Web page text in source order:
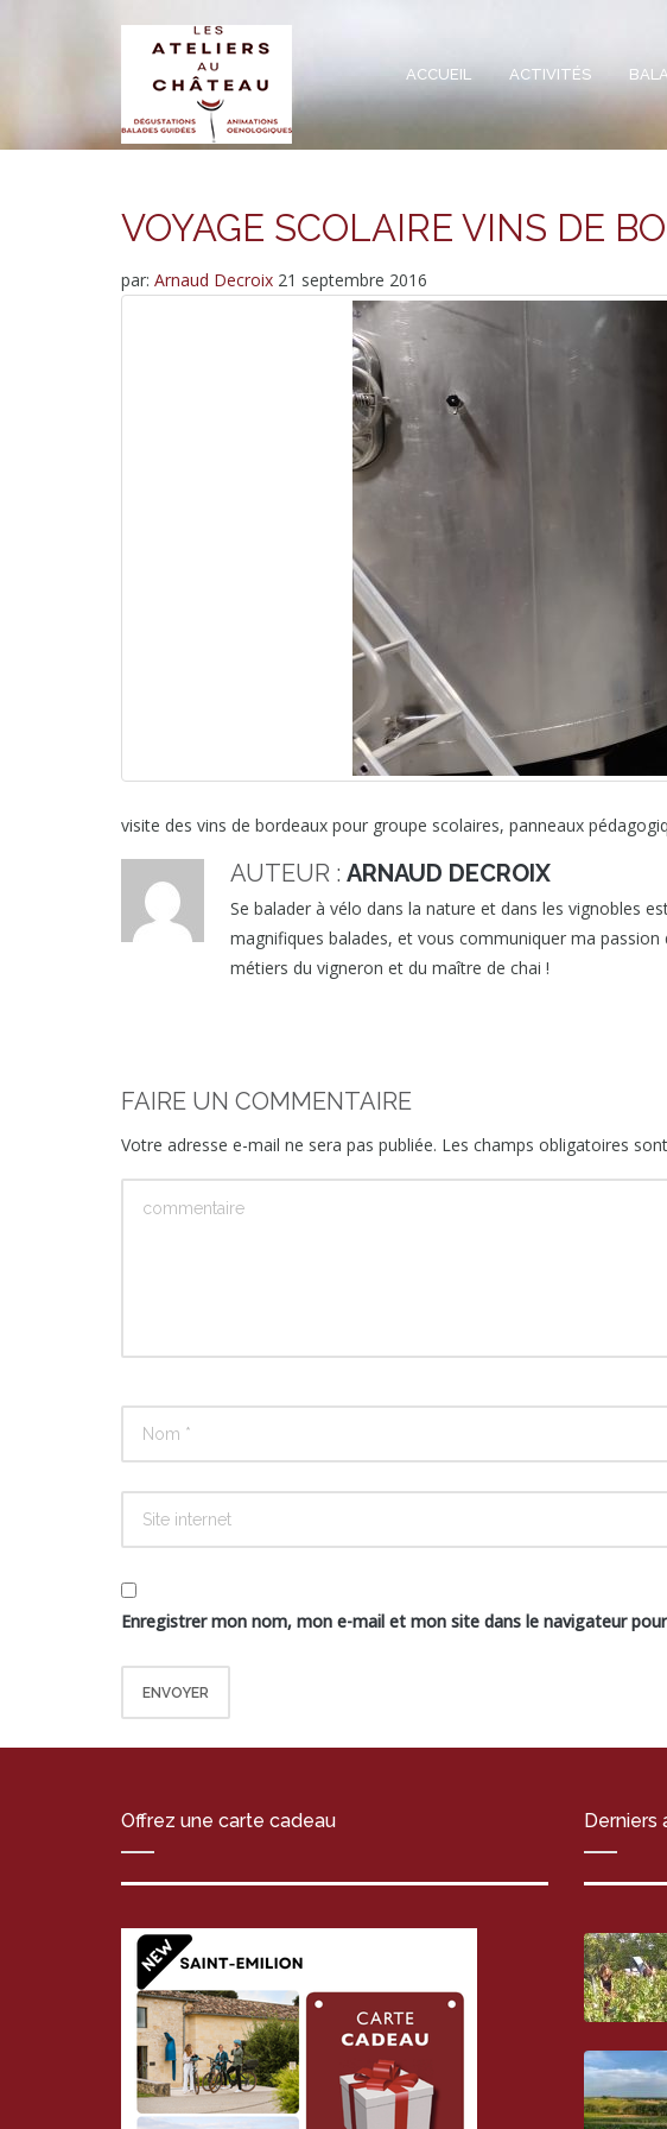
ACCUEIL ACTIVITÉS
VOYAGE SCOLAIRE VINS DE
par: Arnaud Decroix 21 septembre 2016
visite des vins de bordeaux pour groupe scolaires, panneaux
AUTEUR : ARNAUD DECROIX
Se balader à vélo dans la nature et dans les vignobles
magnifiques balades, et vous communiquer ma
métiers du vigneron et du maître de chai !
FAIRE UN COMMENTAIRE
Votre adresse e-mail ne sera pas publiée. Les champs obligatoires
Enregistrer mon nom, mon e-mail et mon site dans le navigateur
Offrez une carte cadeau Derniers